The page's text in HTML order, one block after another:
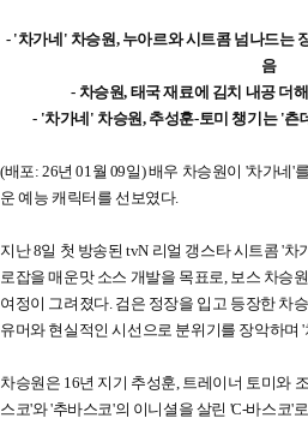
- '차가네' 차승원, 누아르와 시트콤 넘나드는
음
- 차승원, 태국 재료에 김치 내공 더
- '차가네' 차승원, 추성훈-토미 챙기는 '츤
(배포: 26년 01월 09일) 배우 차승원이 '차가네'
운 예능 캐릭터를 선보였다.
지난 8일 첫 방송된 tvN 리얼 갱스타 시트콤 '
로잡을 매운맛 소스 개발을 목표로, 보스 차승
여정이 그려졌다. 검은 정장을 입고 등장한 차
유머와 현실적인 시선으로 분위기를 장악하며
차승원은 16년 지기 추성훈, 트레이너 토미와
스코'와 '추바스코'의 이니셜을 살린 'C-바스코'